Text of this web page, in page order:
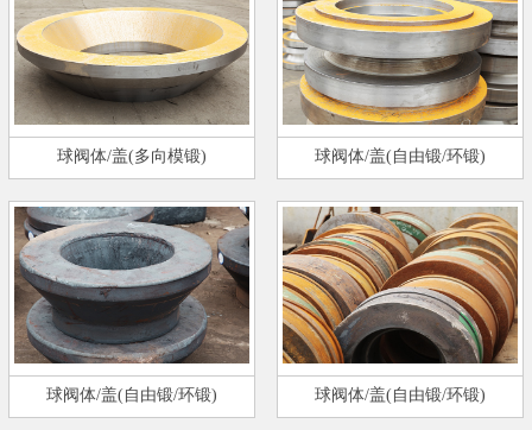
球阀体/盖(多向模锻) 球阀体/盖(自由锻/环锻)
球阀体/盖(自由锻/环锻) 球阀体/盖(自由锻/环锻)